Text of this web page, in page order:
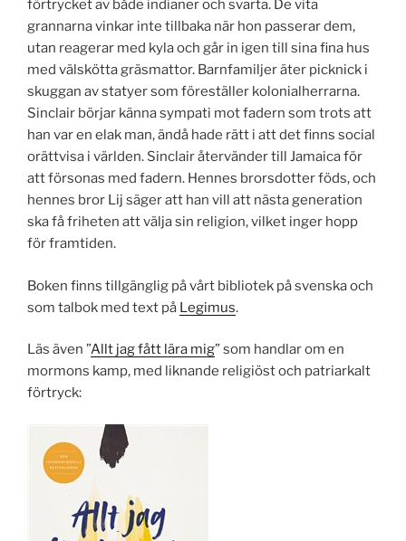
förtrycket av både indianer och svarta. De vita
grannarna vinkar inte tillbaka när hon passerar dem,
utan reagerar med kyla och går in igen till sina fina hus
med välskötta gräsmattor. Barnfamiljer äter picknick i
skuggan av statyer som föreställer kolonialherrarna.
Sinclair börjar känna sympati mot fadern som trots att
han var en elak man, ändå hade rätt i att det finns social
orättvisa i världen. Sinclair återvänder till Jamaica för
att försonas med fadern. Hennes brorsdotter föds, och
hennes bror Lij säger att han vill att nästa generation
ska få friheten att välja sin religion, vilket inger hopp
för framtiden.
Boken finns tillgänglig på vårt bibliotek på svenska och
som talbok med text på Legimus.
Läs även ”Allt jag fått lära mig” som handlar om en
mormons kamp, med liknande religiöst och patriarkalt
förtryck: